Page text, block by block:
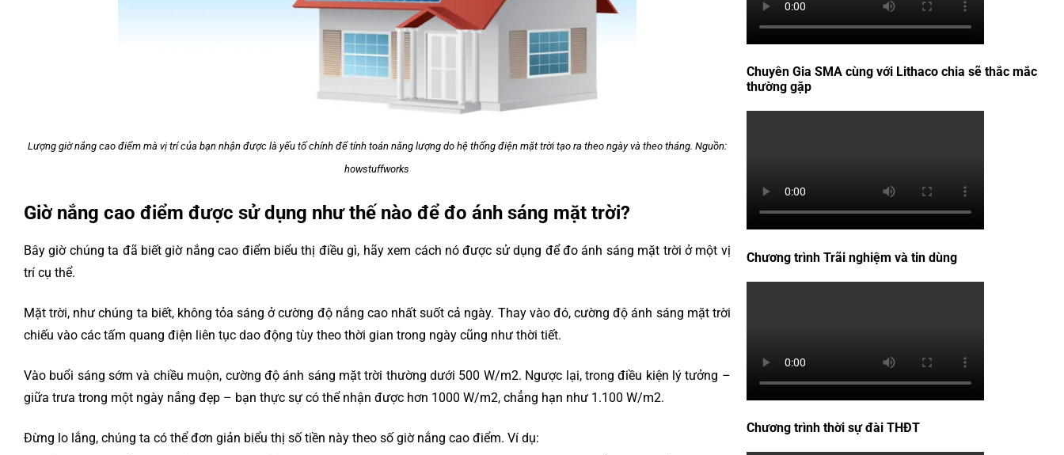
Lượng giờ nắng cao điểm mà vị trí của bạn nhận được là yếu tố chính để tính toán năng lượng do hệ thống điện mặt trời tạo ra theo ngày và theo tháng. Nguồn:
howstuffworks
Giờ nắng cao điểm được sử dụng như thế nào để đo ánh sáng mặt trời?
Bây giờ chúng ta đã biết giờ nắng cao điểm biểu thị điều gì, hãy xem cách nó được sử dụng để đo ánh sáng mặt trời ở một vị
trí cụ thể.
Mặt trời, như chúng ta biết, không tỏa sáng ở cường độ nắng cao nhất suốt cả ngày. Thay vào đó, cường độ ánh sáng mặt trời
chiếu vào các tấm quang điện liên tục dao động tùy theo thời gian trong ngày cũng như thời tiết.
Vào buổi sáng sớm và chiều muộn, cường độ ánh sáng mặt trời thường dưới 500 W/m2. Ngược lại, trong điều kiện lý tưởng –
giữa trưa trong một ngày nắng đẹp – bạn thực sự có thể nhận được hơn 1000 W/m2, chẳng hạn như 1.100 W/m2.
Đừng lo lắng, chúng ta có thể đơn giản biểu thị số tiền này theo số giờ nắng cao điểm. Ví dụ:
Chuyên Gia SMA cùng với Lithaco chia sẽ thắc mắc
thường gặp
Chương trình Trãi nghiệm và tin dùng
Chương trình thời sự đài THĐT